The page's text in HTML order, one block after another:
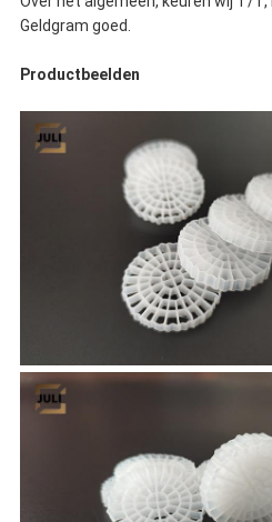
Geldgram goed.
Productbeelden